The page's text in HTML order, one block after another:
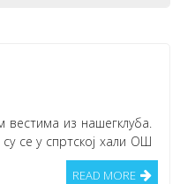
из нашегклуба.
се у спртској хали ОШ
READ MORE